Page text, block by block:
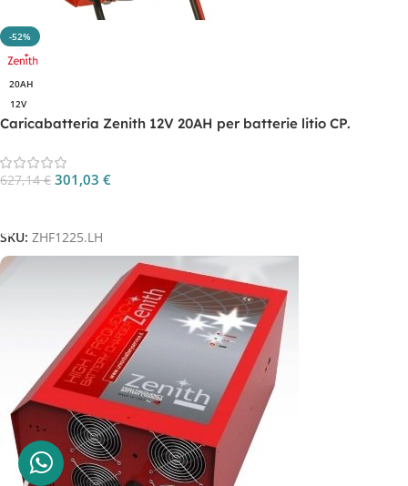
-52%
20AH
12V
Caricabatteria Zenith 12V 20AH per batterie litio CP.
627,14€ 301,03 €
SKU: ZHF1225.LH